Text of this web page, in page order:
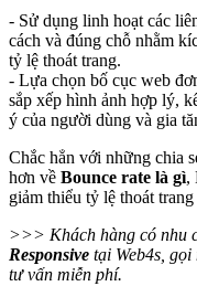
- Sử dụng linh hoạt các
cách và đúng chỗ nhằm
tỷ lệ thoát trang.
- Lựa chọn bố cục web
sắp xếp hình ảnh hợp lý,
ý của người dùng và gia
Chắc hẳn với những chia
hơn về Bounce rate là gì,
giảm thiểu tỷ lệ thoát
>>> Khách hàng có nhu
Responsive tại Web4s, gọi
tư vấn miễn phí.